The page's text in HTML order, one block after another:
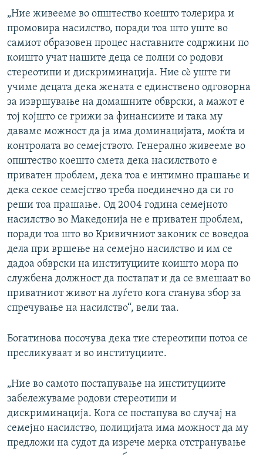
„Ние живееме во општество коешто толерира и
промовира насилство, поради тоа што уште во
самиот образовен процес наставните содржини по
коишто учат нашите деца се полни со родови
стереотипи и дискриминација. Ние сè уште ги
учиме децата дека жената е единствено одговорна
за извршување на домашните обврски, а мажот е
тој којшто се грижи за финансиите и така му
даваме можност да ја има доминацијата, моќта и
контролата во семејството. Генерално живееме во
општество коешто смета дека насилството е
приватен проблем, дека тоа е интимно прашање и
дека секое семејство треба поединечно да си го
реши тоа прашање. Од 2004 година семејното
насилство во Македонија не е приватен проблем,
поради тоа што во Кривичниот законик се воведоа
дела при вршење на семејно насилство и им се
дадоа обврски на институциите коишто мора по
службена должност да постапат и да се вмешаат во
приватниот живот на луѓето кога станува збор за
спречување на насилство“, вели таа.
Богатинова посочува дека тие стереотипи потоа се
пресликуваат и во институциите.
„Ние во самото постапување на институциите
забележуваме родови стереотипи и
дискриминација. Кога се постапува во случај на
семејно насилство, полицијата има можност да му
предложи на судот да изрече мерка отстранување